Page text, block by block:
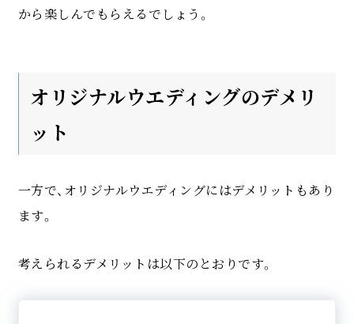
から楽しんでもらえるでしょう。
オリジナルウエディングのデメリ
ット
一方で、オリジナルウエディングにはデメリットもあり
ます。
考えられるデメリットは以下のとおりです。